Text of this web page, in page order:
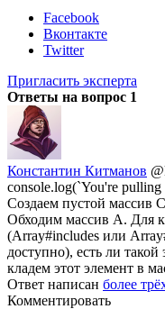
Facebook
Вконтакте
Twitter
Пригласить эксперта
Ответы на вопрос 1
Константин Китманов
console.log(`You're
Создаем пустой массив
Обходим массив А. Для
(Array#includes или
доступно), есть ли
кладем этот элемент в
Ответ написан более
Комментировать